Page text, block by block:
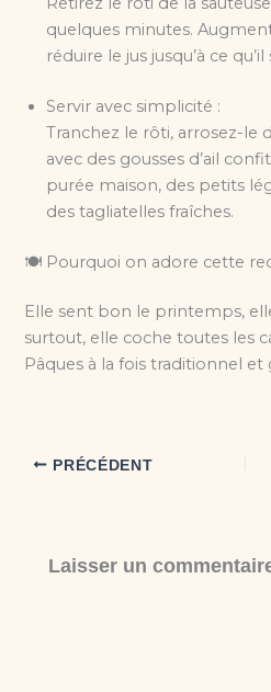
quelques minutes.
réduire le jus jusqu’à ce
Servir avec simplicité :
Tranchez le rôti, arrosez-le
avec des gousses d’ail
purée maison, des petits
des tagliatelles fraîches.
🍽 Pourquoi on adore cette
Elle sent bon le printemps,
surtout, elle coche toutes les
Pâques à la fois traditionnel
PRÉCÉDENT
Laisser un